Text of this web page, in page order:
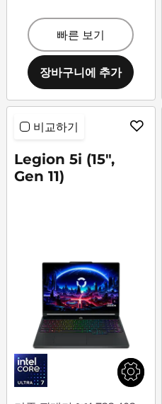
빠른 보기
장바구니에 추가
비교하기
Legion 5i (15",
Gen 11)